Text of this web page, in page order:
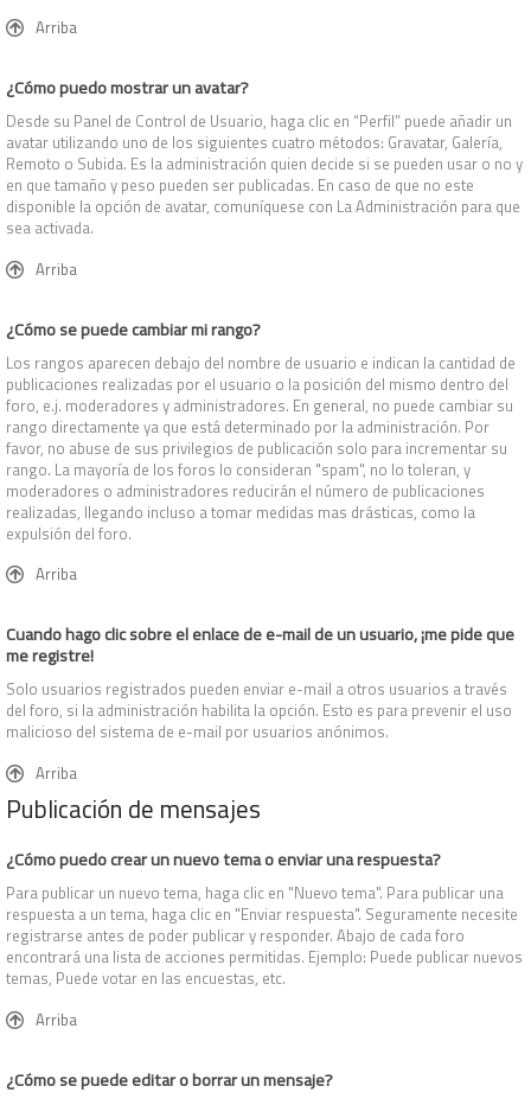
Arriba
¿Cómo puedo mostrar un avatar?
Desde su Panel de Control de Usuario, haga clic en “Perfil” puede añadir un
avatar utilizando uno de los siguientes cuatro métodos: Gravatar, Galería,
Remoto o Subida. Es la administración quien decide si se pueden usar o no y
en que tamaño y peso pueden ser publicadas. En caso de que no este
disponible la opción de avatar, comuníquese con La Administración para que
sea activada.
Arriba
¿Cómo se puede cambiar mi rango?
Los rangos aparecen debajo del nombre de usuario e indican la cantidad de
publicaciones realizadas por el usuario o la posición del mismo dentro del
foro, e.j. moderadores y administradores. En general, no puede cambiar su
rango directamente ya que está determinado por la administración. Por
favor, no abuse de sus privilegios de publicación solo para incrementar su
rango. La mayoría de los foros lo consideran "spam", no lo toleran, y
moderadores o administradores reducirán el número de publicaciones
realizadas, llegando incluso a tomar medidas mas drásticas, como la
expulsión del foro.
Arriba
Cuando hago clic sobre el enlace de e-mail de un usuario, ¡me pide que
me registre!
Solo usuarios registrados pueden enviar e-mail a otros usuarios a través
del foro, si la administración habilita la opción. Esto es para prevenir el uso
malicioso del sistema de e-mail por usuarios anónimos.
Arriba
Publicación de mensajes
¿Cómo puedo crear un nuevo tema o enviar una respuesta?
Para publicar un nuevo tema, haga clic en "Nuevo tema". Para publicar una
respuesta a un tema, haga clic en "Enviar respuesta". Seguramente necesite
registrarse antes de poder publicar y responder. Abajo de cada foro
encontrará una lista de acciones permitidas. Ejemplo: Puede publicar nuevos
temas, Puede votar en las encuestas, etc.
Arriba
¿Cómo se puede editar o borrar un mensaje?